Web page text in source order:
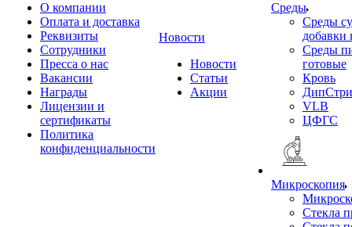
О компании
Оплата и доставка
Реквизиты
Сотрудники
Пресса о нас
Вакансии
Награды
Лицензии и
сертификаты
Политика
конфиденциальности
Новости
Новости
Статьи
Акции
Среды
Среды
добавки
Среды
готовые
Кровь
VLB
ЦФГС
Микроскопия
Стекла